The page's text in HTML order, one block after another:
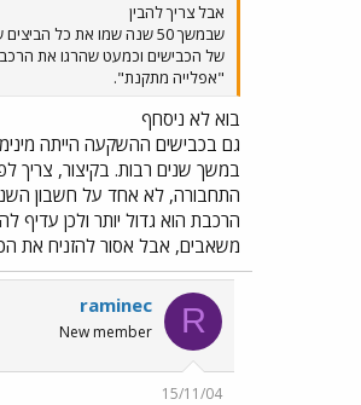
אבל צריך להבין
שבמשך 50 שנה שמו את כל
של הכבישים וכמעט שהרגו את
"אפלייה מתקנת".
בוא לא ניסחף
גם בכבישים ההשקעה הייתה
במשך שנים רבות. בקיצור, צריך
התחבורה, לא אחד על חשבון
הרכבת הוא גדול יותר ולכן עדיף
משאבים, אבל אסור להזניח את
R
raminec
New member
15/11/04